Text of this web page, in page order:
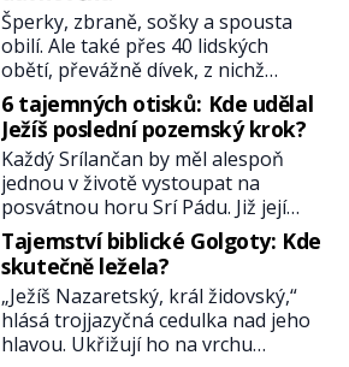
bezpečnostní zábranu,“ osvětlí
smrtelnou nehodu tiskový mluvčí
parku a vyšetřovatelé mu dávají za
pravdu: „Atrakce je v pořádku.“ A
pak přijde srpen roku […]
Šperky, zbraně, sošky a spousta
obilí. Ale také přes 40 lidských
obětí, převážně dívek, z nichž
některým rozetnou hlavu a
useknou končetiny. To je slavný
halštatský pohřeb. V Evropě
nevídaný objev, který dodnes
neumíme vysvětlit… Jeho koníčkem
je „slepá jeskynní zvířena“, a díky
tomu, přestože je hlavně lékař,
objeví řadu nových organismů.
Jindřich Wankel (1821–1897) […]
6 tajemných otisků: Kde udělal
Ježíš poslední pozemský krok?
Každý Srílančan by měl alespoň
jednou v životě vystoupat na
posvátnou horu Srí Pádu. Již její
název nám v překladu prozradí
tajemství: Znamená „Svatá stopa“.
Zbývá se jen pohádat, čí že ta
stopa tedy vlastně je…? O její
důležitosti nám referuje již Marco
Polo (1254–1324). Není se co divit,
Tajemství biblické Golgoty: Kde
skutečně ležela?
„Ježíš Nazaretský, král židovský,“
hlásá trojjazyčná cedulka nad jeho
hlavou. Ukřižují ho na vrchu